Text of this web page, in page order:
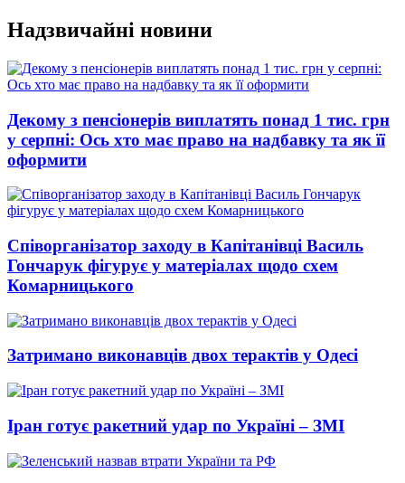
Перейти
до
вмісту
Надзвичайні новини
Декому з пенсіонерів виплатять понад 1 тис. грн
у серпні: Ось хто має право на надбавку та як її
оформити
Співорганізатор заходу в Капітанівці Василь
Гончарук фігурує у матеріалах щодо схем
Комарницького
Затримано виконавців двох терактів у Одесі
Іран готує ракетний удар по Україні – ЗМІ